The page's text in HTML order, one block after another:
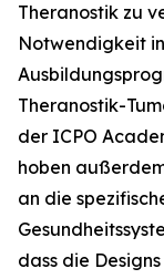
Theranostik zu
Notwendigkeit
Theranostik-
der ICPO
hoben
an die
dass die